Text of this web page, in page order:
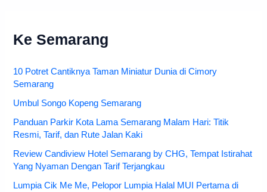
Ke Semarang
10 Potret Cantiknya Taman Miniatur Dunia di Cimory
Semarang
Umbul Songo Kopeng Semarang
Panduan Parkir Kota Lama Semarang Malam Hari: Titik
Resmi, Tarif, dan Rute Jalan Kaki
Review Candiview Hotel Semarang by CHG, Tempat Istirahat
Yang Nyaman Dengan Tarif Terjangkau
Lumpia Cik Me Me, Pelopor Lumpia Halal MUI Pertama di